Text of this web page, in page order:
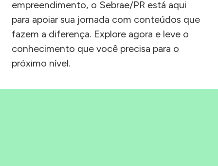
empreendimento, o Sebrae/PR está aqui
para apoiar sua jornada com conteúdos que
fazem a diferença. Explore agora e leve o
conhecimento que você precisa para o
próximo nível.